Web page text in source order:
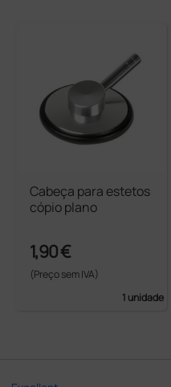
Cabeça para estetos
cópio plano
1,90 €
(Preço sem IVA)
1 unidade